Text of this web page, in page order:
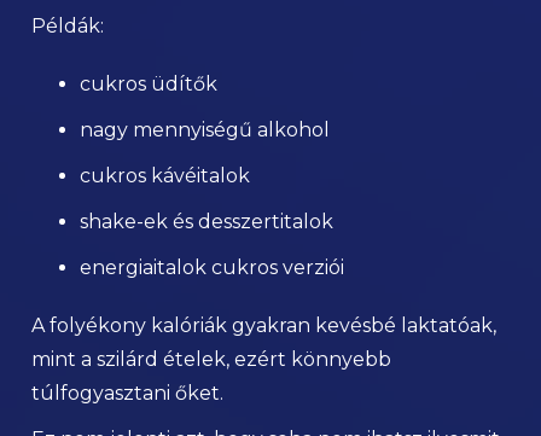
Példák:
cukros üdítők
nagy mennyiségű alkohol
cukros kávéitalok
shake-ek és desszertitalok
energiaitalok cukros verziói
A folyékony kalóriák gyakran kevésbé laktatóak,
mint a szilárd ételek, ezért könnyebb
túlfogyasztani őket.